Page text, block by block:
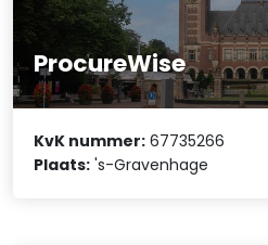
ProcureWise
KvK nummer: 67735266
Plaats: 's-Gravenhage